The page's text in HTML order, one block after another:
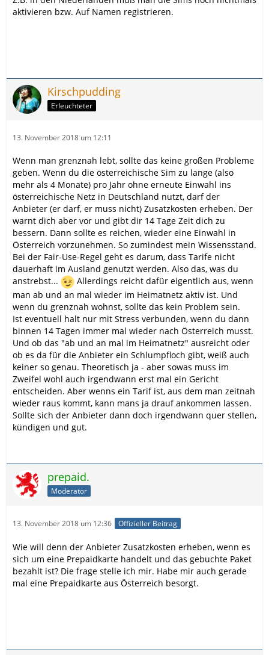
aktivieren bzw. Auf Namen registrieren.
Kirschpudding
Erleuchteter
13. November 2018 um 12:11
Wenn man grenznah lebt, sollte das keine großen Probleme
geben. Wenn du die österreichische Sim zu lange (also
mehr als 4 Monate) pro Jahr ohne erneute Einwahl ins
österreichische Netz in Deutschland nutzt, darf der
Anbieter (er darf, er muss nicht) Zusatzkosten erheben. Der
warnt dich aber vor und gibt dir 14 Tage Zeit dich zu
bessern. Dann sollte es reichen, wieder eine Einwahl in
Österreich vorzunehmen. So zumindest mein Wissensstand.
Bei der Fair-Use-Regel geht es darum, dass Tarife nicht
dauerhaft im Ausland genutzt werden. Also das, was du
anstrebst...
Allerdings reicht dafür eigentlich aus, wenn
man ab und an mal wieder im Heimatnetz aktiv ist. Und
wenn du grenznah wohnst, sollte das kein Problem sein.
Ist eventuell halt nur mit Stress verbunden, wenn du dann
binnen 14 Tagen immer mal wieder nach Österreich musst.
Und ob das "ab und an mal im Heimatnetz" ausreicht oder
ob es da für die Anbieter ein Schlumpfloch gibt, weiß auch
keiner so genau. Theoretisch ja - aber sowas muss im
Zweifel wohl auch irgendwann erst mal ein Gericht
entscheiden. Aber wenns ein Tarif ist, aus dem man zeitnah
wieder raus kommt, kann mans ja drauf ankommen lassen.
Sollte sich der Anbieter dann doch irgendwann quer stellen,
kündigen und gut.
prepaid.
Moderator
13. November 2018 um 12:36 Offizieller Beitrag
Wie will denn der Anbieter Zusatzkosten erheben, wenn es
sich um eine Prepaidkarte handelt und das gebuchte Paket
bezahlt ist? Die frage stelle ich mir. Habe mir auch gerade
mal eine Prepaidkarte aus Österreich besorgt.